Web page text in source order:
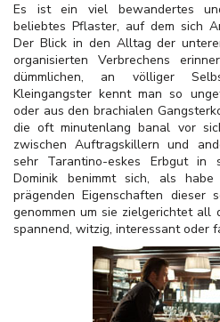
Es ist ein viel bewandertes
beliebtes Pflaster, auf dem sich
Der Blick in den Alltag der
organisierten Verbrechens
dümmlichen, an völliger
Kleingangster kennt man so
oder aus den brachialen
die oft minutenlang banal vor
zwischen Auftragskillern und
sehr Tarantino-eskes Erbgut in
Dominik benimmt sich, als
prägenden Eigenschaften dieser
genommen um sie zielgerichtet all
spannend, witzig, interessant oder